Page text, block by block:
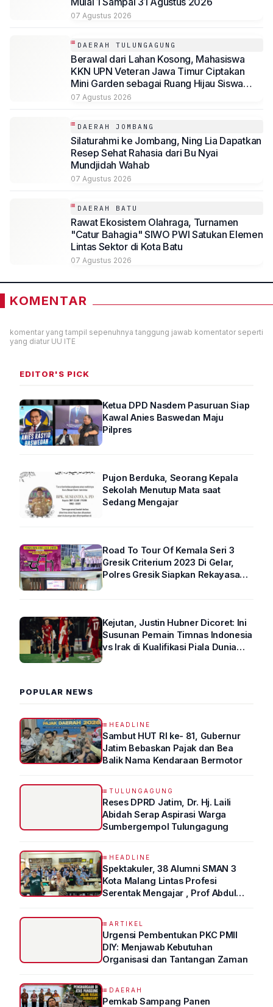
07 Agustus 2026
DAERAH TULUNGAGUNG
Berawal dari Lahan Kosong, Mahasiswa
KKN UPN Veteran Jawa Timur Ciptakan
Mini Garden sebagai Ruang Hijau Siswa
SMP Al-Azhaar Tulungagung
07 Agustus 2026
DAERAH JOMBANG
Silaturahmi ke Jombang, Ning Lia Dapatkan
Resep Sehat Rahasia dari Bu Nyai
Mundjidah Wahab
07 Agustus 2026
DAERAH BATU
Rawat Ekosistem Olahraga, Turnamen
"Catur Bahagia" SIWO PWI Satukan Elemen
Lintas Sektor di Kota Batu
07 Agustus 2026
KOMENTAR
komentar yang tampil sepenuhnya tanggung jawab komentator seperti
yang diatur UU ITE
EDITOR'S PICK
Ketua DPD Nasdem Pasuruan Siap
Kawal Anies Baswedan Maju
Pilpres
Pujon Berduka, Seorang Kepala
Sekolah Menutup Mata saat
Sedang Mengajar
Road To Tour Of Kemala Seri 3
Gresik Criterium 2023 Di Gelar,
Polres Gresik Siapkan Rekayasa
Kejutan, Justin Hubner Dicoret: Ini
Susunan Pemain Timnas Indonesia
vs Irak di Kualifikasi Piala Dunia
POPULAR NEWS
HEADLINE
Sambut HUT RI ke- 81, Gubernur
Jatim Bebaskan Pajak dan Bea
Balik Nama Kendaraan Bermotor
TULUNGAGUNG
Reses DPRD Jatim, Dr. Hj. Laili
Abidah Serap Aspirasi Warga
Sumbergempol Tulungagung
HEADLINE
Spektakuler, 38 Alumni SMAN 3
Kota Malang Lintas Profesi
Serentak Mengajar , Prof Abdul
ARTIKEL
Urgensi Pembentukan PKC PMII
DIY: Menjawab Kebutuhan
Organisasi dan Tantangan Zaman
DAERAH
Pemkab Sampang Panen